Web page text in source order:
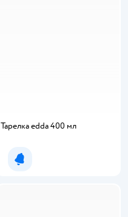
Тарелка edda 400 мл
Уведомить о появлении